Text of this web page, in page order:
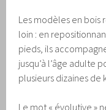
Les modèles en bois
loin : en
pieds, ils
jusqu’à l’âge adulte
plusieurs dizaines de
Le mot « évolutive »